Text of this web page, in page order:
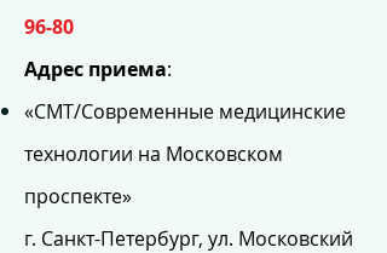
96-80
Адрес приема:
«СМТ/Современные медицинские
технологии на Московском
проспекте»
г. Санкт-Петербург, ул. Московский